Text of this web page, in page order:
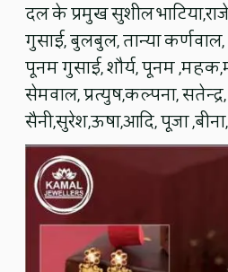
दल के प्रमुख सुशील
गुसाई, बुलबुल, तान्या कर्णवाल,
पूनम गुसाई, शौर्य, पूनम
सेमवाल, प्रत्युष,कल्पना, सतेन्द्र,
सैनी,सुरेश,ऊषा,आदि, पूजा